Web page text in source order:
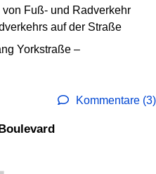
Fuß- und Radverkehr
auf der Straße
Yorkstraße –
Kommentare (3)